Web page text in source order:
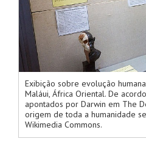
Exibição sobre evolução
Maláui, África Oriental. De
apontados por Darwin em The
origem de toda a humanidade
Wikimedia Commons.